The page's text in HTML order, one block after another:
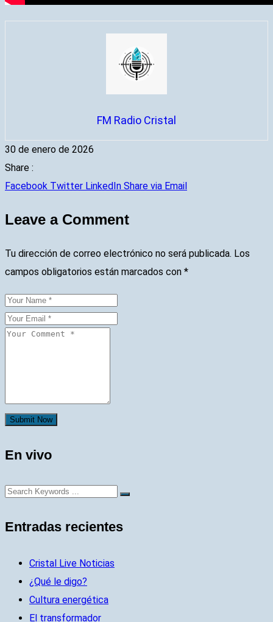
FM Radio Cristal
30 de enero de 2026
Share :
Facebook Twitter LinkedIn Share via Email
Leave a Comment
Tu dirección de correo electrónico no será publicada. Los
campos obligatorios están marcados con *
Submit Now
En vivo
Entradas recientes
Cristal Live Noticias
¿Qué le digo?
Cultura energética
El transformador